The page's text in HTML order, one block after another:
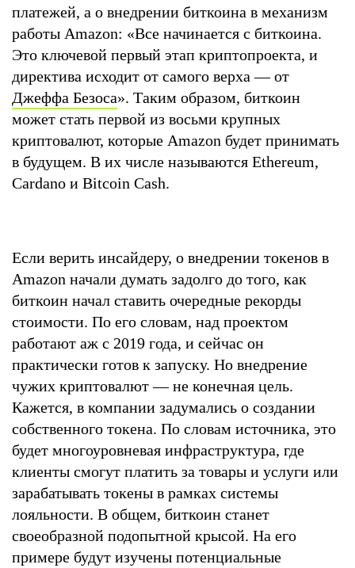
платежей, а о внедрении биткоина в механизм
работы Amazon: «Все начинается с биткоина.
Это ключевой первый этап криптопроекта, и
директива исходит от самого верха — от
Джеффа Безоса». Таким образом, биткоин
может стать первой из восьми крупных
криптовалют, которые Amazon будет принимать
в будущем. В их числе называются Ethereum,
Cardano и Bitcoin Cash.
Если верить инсайдеру, о внедрении токенов в
Amazon начали думать задолго до того, как
биткоин начал ставить очередные рекорды
стоимости. По его словам, над проектом
работают аж с 2019 года, и сейчас он
практически готов к запуску. Но внедрение
чужих криптовалют — не конечная цель.
Кажется, в компании задумались о создании
собственного токена. По словам источника, это
будет многоуровневая инфраструктура, где
клиенты смогут платить за товары и услуги или
зарабатывать токены в рамках системы
лояльности. В общем, биткоин станет
своеобразной подопытной крысой. На его
примере будут изучены потенциальные